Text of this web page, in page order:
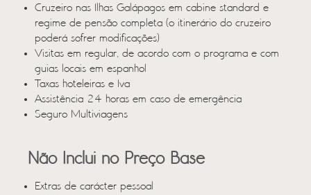
Cruzeiro nas Ilhas Galápagos em cabine standard e
regime de pensão completa (o itinerário do cruzeiro
poderá sofrer modificações)
Visitas em regular, de acordo com o programa e com
guias locais em espanhol
Taxas hoteleiras e Iva
Assistência 24 horas em caso de emergência
Seguro Multiviagens
Não Inclui no Preço Base
Extras de carácter pessoal